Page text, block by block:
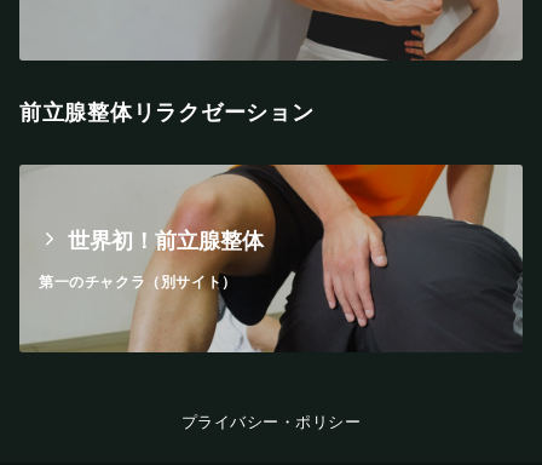
前立腺整体リラクゼーション
世界初！前立腺整体
第一のチャクラ（別サイト）
プライバシー・ポリシー